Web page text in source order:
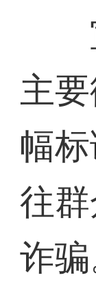
宣
主
幅
往
诈